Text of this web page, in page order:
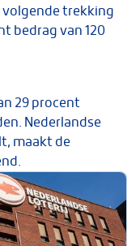
volgende trekking
bedrag van 120
29 procent
Nederlandse
maakt de